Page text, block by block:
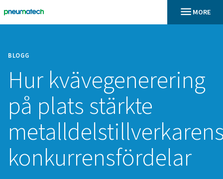
BLOGG
Hur
på plats stärkte